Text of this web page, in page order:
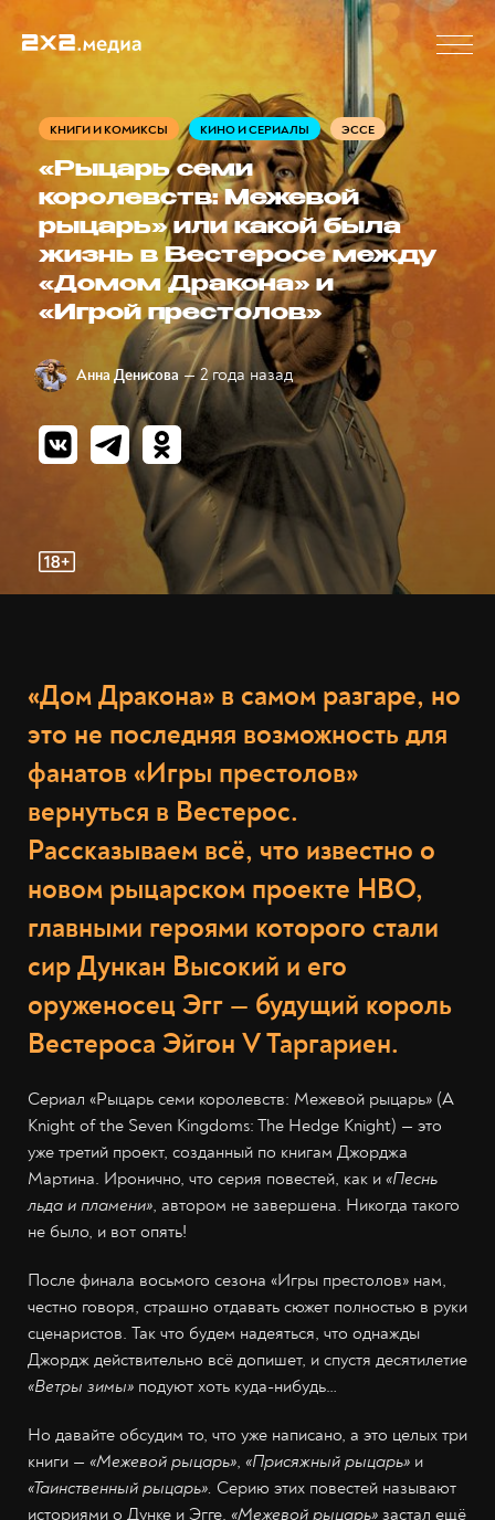
КНИГИ И КОМИКСЫ КИНО И СЕРИАЛЫ ЭССЕ
«Рыцарь семи
королевств: Межевой
рыцарь» или какой была
жизнь в Вестеросе между
«Домом Дракона» и
«Игрой престолов»
Анна Денисова — 2 года назад
«Дом Дракона» в самом разгаре, но
это не последняя возможность для
фанатов «Игры престолов»
вернуться в Вестерос.
Рассказываем всё, что известно о
новом рыцарском проекте HBO,
главными героями которого стали
сир Дункан Высокий и его
оруженосец Эгг — будущий король
Вестероса Эйгон V Таргариен.
Сериал «Рыцарь семи королевств: Межевой рыцарь» (A
Knight of the Seven Kingdoms: The Hedge Knight) — это
уже третий проект, созданный по книгам Джорджа
Мартина. Иронично, что серия повестей, как и «Песнь
льда и пламени», автором не завершена. Никогда такого
не было, и вот опять!
После финала восьмого сезона «Игры престолов» нам,
честно говоря, страшно отдавать сюжет полностью в руки
сценаристов. Так что будем надеяться, что однажды
Джордж действительно всё допишет, и спустя десятилетие
«Ветры зимы» подуют хоть куда-нибудь…
Но давайте обсудим то, что уже написано, а это целых три
книги — «Межевой рыцарь», «Присяжный рыцарь» и
«Таинственный рыцарь». Серию этих повестей называют
историями о Дунке и Эгге. «Межевой рыцарь» застал ещё